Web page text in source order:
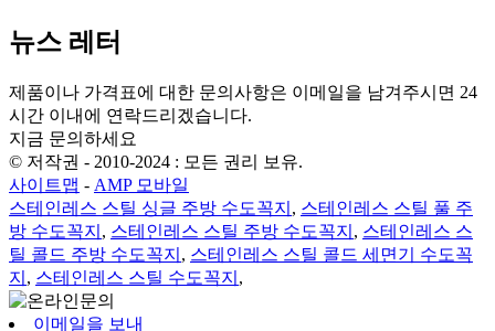
뉴스 레터
제품이나 가격표에 대한 문의사항은 이메일을 남겨주시면 24
시간 이내에 연락드리겠습니다.
지금 문의하세요
© 저작권 - 2010-2024 : 모든 권리 보유.
사이트맵 - AMP 모바일
스테인레스 스틸 싱글 주방 수도꼭지 , 스테인레스 스틸 풀 주
방 수도꼭지 , 스테인레스 스틸 주방 수도꼭지 , 스테인레스 스
틸 콜드 주방 수도꼭지 , 스테인레스 스틸 콜드 세면기 수도꼭
지 , 스테인레스 스틸 수도꼭지 ,
이메일을 보내